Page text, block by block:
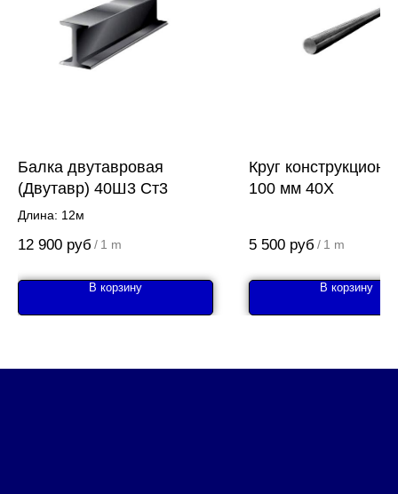
Балка двутавровая
(Двутавр) 40Ш3 Ст3
Длина: 12м
12 900 руб / 1 m
В корзину
Круг
100 мм 40Х
5 500 руб / 1 m
В корзину